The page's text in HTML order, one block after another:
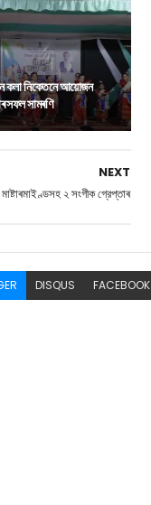
কলা নিকেতনে আয়োজন
সফল সামৰণি
NEXT
২ সংগীক গ্রেপ্তাৰ
DISQUS FACEBOOK